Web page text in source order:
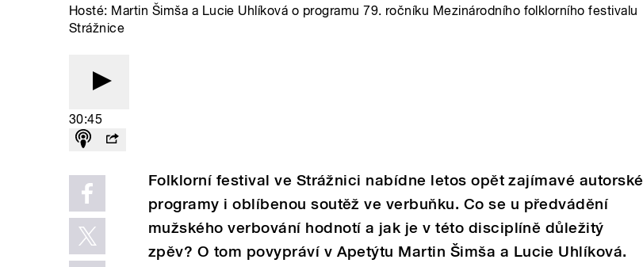
Hosté: Martin Šimša a Lucie Uhlíková o programu 79. ročníku Mezinárodního folklorního festivalu
Strážnice
30:45
Folklorní festival ve Strážnici nabídne letos opět zajímavé autorské
programy i oblíbenou soutěž ve verbuňku. Co se u předvádění
mužského verbování hodnotí a jak je v této disciplíně důležitý
zpěv? O tom povypráví v Apetýtu Martin Šimša a Lucie Uhlíková.